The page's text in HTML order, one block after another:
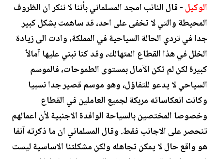
الوكيل- قال النائب امجد المسلماني بأننا لا ننكر ان الظروف
المحيطة والتي لا تخفى على احد، قد ساهمت بشكل كبير
جدا في تردي الحالة السياحية في المملكة، وادت الى زيادة
الخلل في هذا القطاع المتهالك، وقد كنا نبني عليها آمالاً
كبيرة لكن لم تكن الآمال بمستوى الطموحات، فالموسم
السياحي لا يدعو للتفاؤل، وهو موسم قصير جدا نسبيا
وكانت انعكاساته مربكة لجميع العاملين في القطاع
وخصوصا المختصين بالسياحة الوافدة الاجنبية لأن اعمالهم
تنحصر على الاجانب فقط. وقال المسلماني ان ما ذكرته آنفا
هو واقع حال لا يمكن تجاهله ولكن مشكلتنا الاساسية ليست